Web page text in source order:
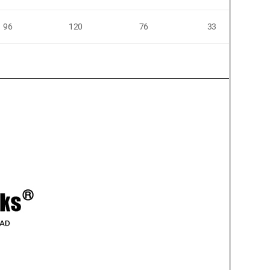
96 120 76 33